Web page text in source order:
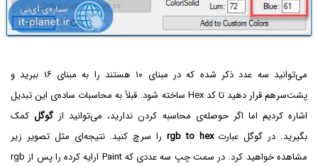
می‌توانید سه عدد ذکر شده که در مبنای ۱۰ هستند را به مبنای ۱۶ ببرید و
پشت‌سر‌هم قرار دهید تا کد Hex ساخته شود. قبلاً به محاسبات ساده‌‌ی این تبدیل
اشاره کردیم اما اگر حوصله‌ی محاسبه کردن ندارید، می‌توانید ازگوگلکمک
بگیرید. در گوگل عبارتrgb to hex را سرچ کنید. نتیجه‌ای مثل تصویر زیر
مشاهده خواهید کرد. در سمت چپ سه عددی که Paint ارایه کرده را پس از rgb